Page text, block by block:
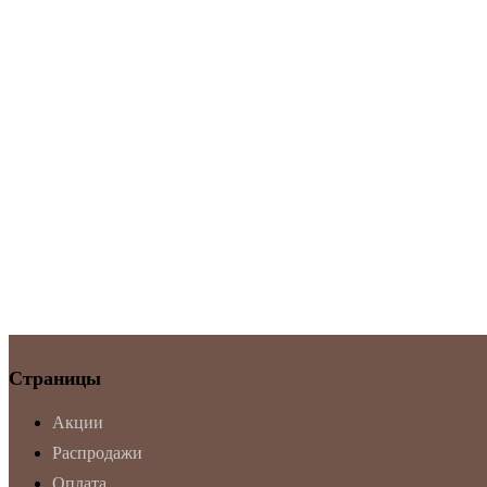
Страницы
Акции
Распродажи
Оплата